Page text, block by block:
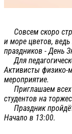
Совсем скоро
и море цветов,
праздников - День
Для
Активисты физико-
мероприятие.
Приглашаем всех
студентов на
Праздник
Начало в 13:00.